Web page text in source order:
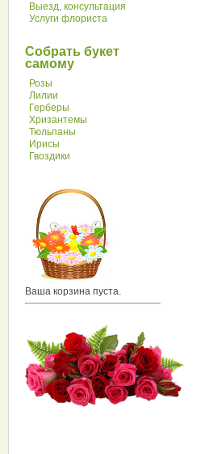
Выезд, консультация
Услуги флориста
Собрать букет
самому
Розы
Лилии
Герберы
Хризантемы
Тюльпаны
Ирисы
Гвоздики
Ваша корзина пуста.